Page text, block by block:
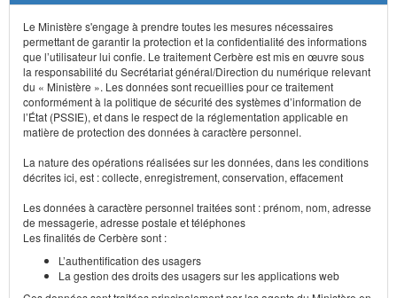
Le Ministère s'engage à prendre toutes les mesures nécessaires
permettant de garantir la protection et la confidentialité des informations
que l’utilisateur lui confie. Le traitement Cerbère est mis en œuvre sous
la responsabilité du Secrétariat général/Direction du numérique relevant
du « Ministère ». Les données sont recueillies pour ce traitement
conformément à la politique de sécurité des systèmes d’information de
l’État (PSSIE), et dans le respect de la réglementation applicable en
matière de protection des données à caractère personnel.
La nature des opérations réalisées sur les données, dans les conditions
décrites ici, est : collecte, enregistrement, conservation, effacement
Les données à caractère personnel traitées sont : prénom, nom, adresse
de messagerie, adresse postale et téléphones
Les finalités de Cerbère sont :
L’authentification des usagers
La gestion des droits des usagers sur les applications web